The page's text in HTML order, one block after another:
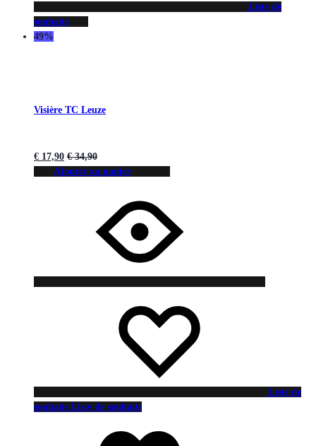
Liste de
souhaits
49%
Visière TC Leuze
€ 17,90 €34,90
Ajouter au panier
Liste de
souhaits Liste de souhaits